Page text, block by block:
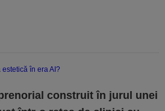
construit în jurul unei